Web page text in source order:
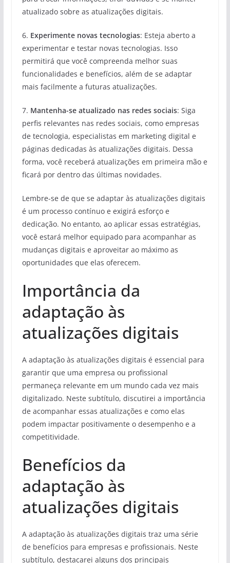
atualizado sobre as atualizações digitais.
6. Experimente novas tecnologias: Esteja aberto a
experimentar e testar novas tecnologias. Isso
permitirá que você compreenda melhor suas
funcionalidades e benefícios, além de se adaptar
mais facilmente a futuras atualizações.
7. Mantenha-se atualizado nas redes sociais: Siga
perfis relevantes nas redes sociais, como empresas
de tecnologia, especialistas em marketing digital e
páginas dedicadas às atualizações digitais. Dessa
forma, você receberá atualizações em primeira mão e
ficará por dentro das últimas novidades.
Lembre-se de que se adaptar às atualizações digitais
é um processo contínuo e exigirá esforço e
dedicação. No entanto, ao aplicar essas estratégias,
você estará melhor equipado para acompanhar as
mudanças digitais e aproveitar ao máximo as
oportunidades que elas oferecem.
Importância da
adaptação às
atualizações digitais
A adaptação às atualizações digitais é essencial para
garantir que uma empresa ou profissional
permaneça relevante em um mundo cada vez mais
digitalizado. Neste subtítulo, discutirei a importância
de acompanhar essas atualizações e como elas
podem impactar positivamente o desempenho e a
competitividade.
Benefícios da
adaptação às
atualizações digitais
A adaptação às atualizações digitais traz uma série
de benefícios para empresas e profissionais. Neste
subtítulo, destacarei alguns dos principais